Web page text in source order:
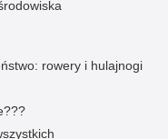
rowery i hulajnogi